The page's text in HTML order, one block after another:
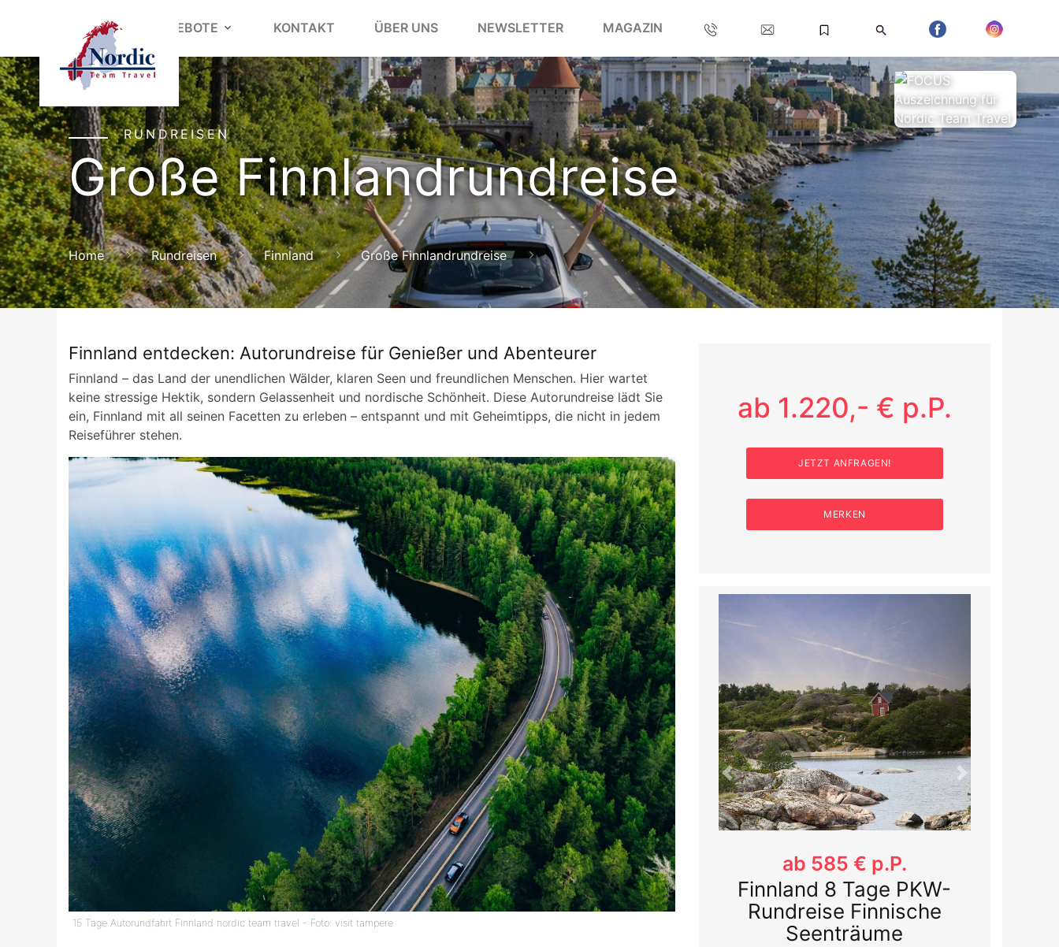
REISEANGEBOTE KONTAKT ÜBER UNS NEWSLETTER MAGAZIN
RUNDREISEN
Große Finnlandrundreise
Home Rundreisen Finnland Große Finnlandrundreise
Finnland entdecken: Autorundreise für Genießer und Abenteurer
Finnland – das Land der unendlichen Wälder, klaren Seen und freundlichen Menschen. Hier wartet
keine stressige Hektik, sondern Gelassenheit und nordische Schönheit. Diese Autorundreise lädt Sie
ein, Finnland mit all seinen Facetten zu erleben – entspannt und mit Geheimtipps, die nicht in jedem
Reiseführer stehen.
15 Tage Autorundfahrt Finnland nordic team travel - Foto: visit tampere
ab 1.220,- € p.P.
JETZT ANFRAGEN!
MERKEN
ab 589 € p.P.
Finnlands Osten
Karelien entdecken &
genießen
Previous Next